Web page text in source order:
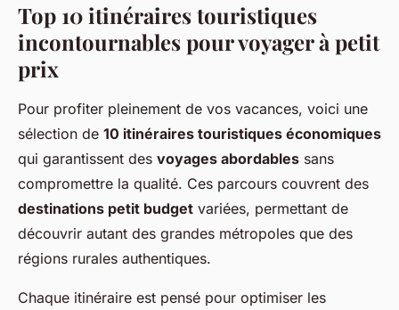
Top 10 itinéraires touristiques
incontournables pour voyager à petit
prix
Pour profiter pleinement de vos vacances, voici une
sélection de 10 itinéraires touristiques économiques
qui garantissent des voyages abordables sans
compromettre la qualité. Ces parcours couvrent des
destinations petit budget variées, permettant de
découvrir autant des grandes métropoles que des
régions rurales authentiques.
Chaque itinéraire est pensé pour optimiser les